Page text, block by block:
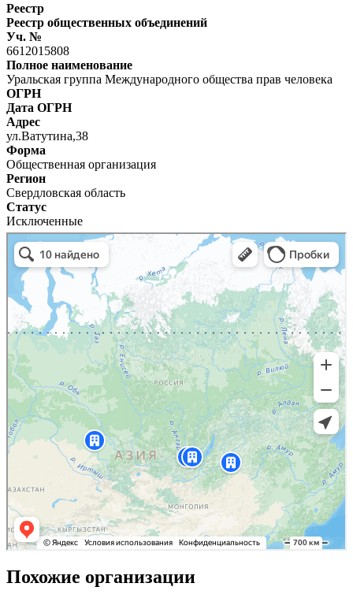
Реестр
Реестр общественных объединений
Уч. №
6612015808
Полное наименование
Уральская группа Международного общества прав человека
ОГРН
Дата ОГРН
Адрес
ул.Ватутина,38
Форма
Общественная организация
Регион
Свердловская область
Статус
Исключенные
Похожие организации